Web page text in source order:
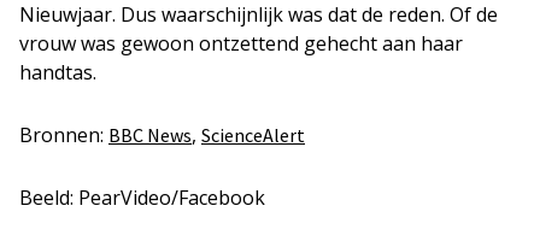
Nieuwjaar. Dus waarschijnlijk was dat de reden. Of de
vrouw was gewoon ontzettend gehecht aan haar
handtas.
Bronnen: BBC News, ScienceAlert
Beeld: PearVideo/Facebook